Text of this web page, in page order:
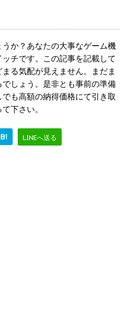
か？あなたの大事なゲーム機
チです。この記事を記載して
る気配が見えません。まだま
しょう。是非とも事前の準備
も高額の納得価格にて引き取
下さい。
B! LINEへ送る